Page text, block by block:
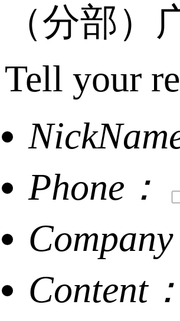
（分部
Tell your
Phone：
Company
Content：